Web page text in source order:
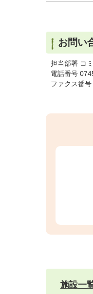
お問い
担当部署 コ
電話番号
ファクス番
施設一